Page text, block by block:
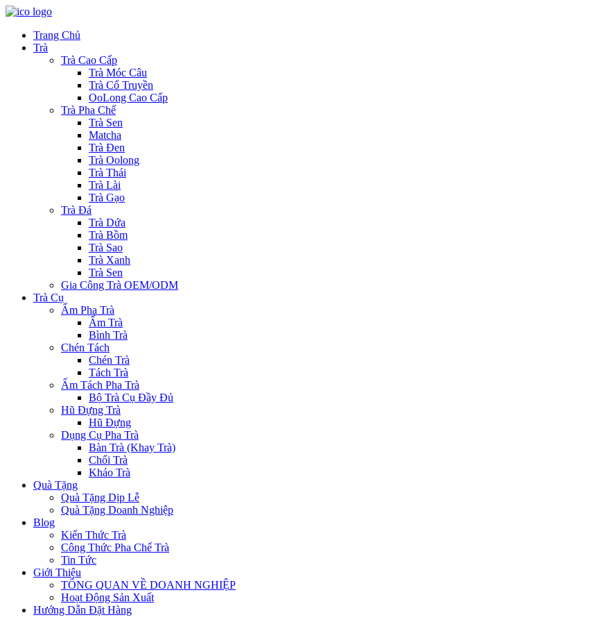
Trang Chủ
Trà
Trà Cao Cấp
Trà Móc Câu
Trà Cổ Truyền
OoLong Cao Cấp
Trà Pha Chế
Trà Sen
Matcha
Trà Đen
Trà Oolong
Trà Thái
Trà Lài
Trà Gạo
Trà Đá
Trà Dứa
Trà Bồm
Trà Sao
Trà Xanh
Trà Sen
Gia Công Trà OEM/ODM
Trà Cụ
Ấm Pha Trà
Ấm Trà
Bình Trà
Chén Tách
Chén Trà
Tách Trà
Ấm Tách Pha Trà
Bộ Trà Cụ Đầy Đủ
Hũ Đựng Trà
Hũ Đựng
Dụng Cụ Pha Trà
Bàn Trà (Khay Trà)
Chổi Trà
Kháo Trà
Quà Tặng
Quà Tặng Dịp Lễ
Quà Tặng Doanh Nghiệp
Blog
Kiến Thức Trà
Công Thức Pha Chế Trà
Tin Tức
Giới Thiệu
TỔNG QUAN VỀ DOANH NGHIỆP
Hoạt Động Sản Xuất
Hướng Dẫn Đặt Hàng